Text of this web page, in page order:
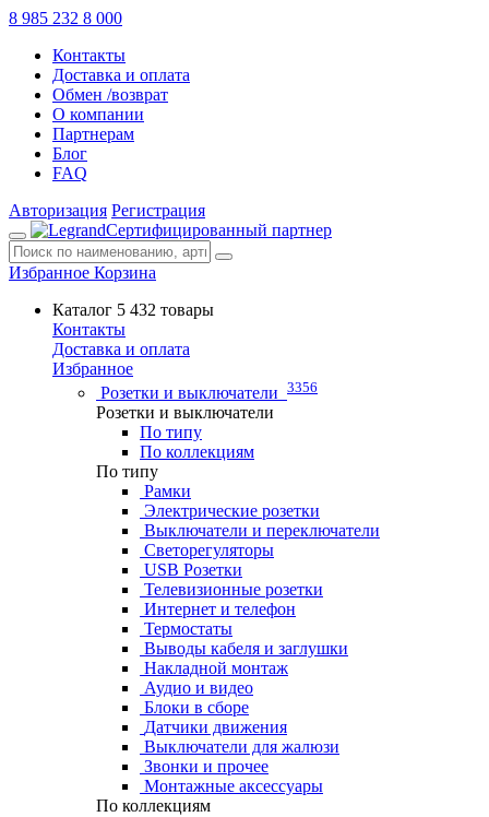
8 985 232 8 000
Контакты
Доставка и оплата
Обмен /возврат
О компании
Партнерам
Блог
FAQ
Авторизация Регистрация
Сертифицированный партнер
Избранное Корзина
Каталог 5 432 товары
Контакты
Доставка и оплата
Избранное
Розетки и выключатели 3356
Розетки и выключатели
По типу
По коллекциям
По типу
Рамки
Электрические розетки
Выключатели и переключатели
Светорегуляторы
USB Розетки
Телевизионные розетки
Интернет и телефон
Термостаты
Выводы кабеля и заглушки
Накладной монтаж
Аудио и видео
Блоки в сборе
Датчики движения
Выключатели для жалюзи
Звонки и прочее
Монтажные аксессуары
По коллекциям